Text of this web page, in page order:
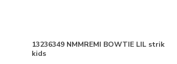
13236349 NMMREMI BOWTIE LIL strik
kids